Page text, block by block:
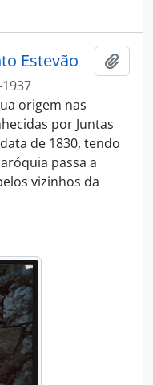
Estevão
origem nas
por Juntas
de 1830, tendo
passa a
vizinhos da